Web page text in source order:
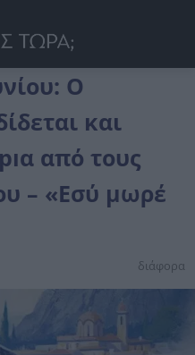
Ο
και
από τους
– «Εσύ μωρέ
διάφορα